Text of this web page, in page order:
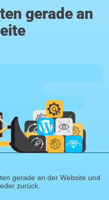
gerade an
gerade an der Website und
zurück.